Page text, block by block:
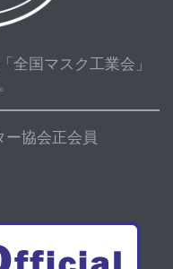
全国マスク工業会」
ー協会正会員